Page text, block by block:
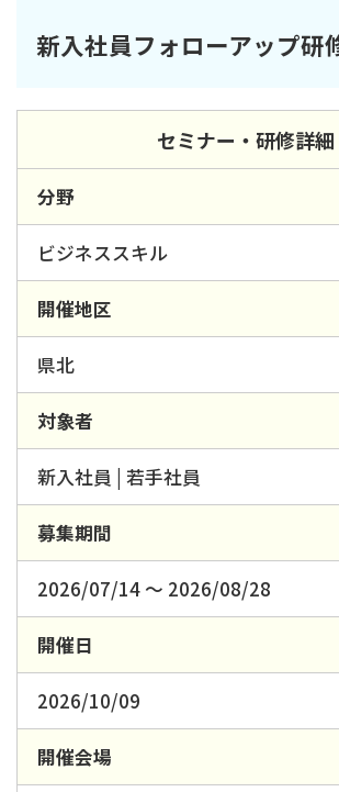
新入社員フォローアップ研
セミナー・研修詳細
分野
ビジネススキル
開催地区
県北
対象者
新入社員 | 若手社員
募集期間
2026/07/14 ～ 2026/08/28
開催日
2026/10/09
開催会場